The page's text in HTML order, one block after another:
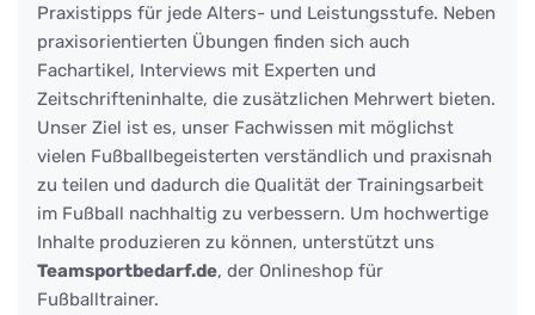
Praxistipps für jede Alters- und Leistungsstufe. Neben
praxisorientierten Übungen finden sich auch
Fachartikel, Interviews mit Experten und
Zeitschrifteninhalte, die zusätzlichen Mehrwert bieten.
Unser Ziel ist es, unser Fachwissen mit möglichst
vielen Fußballbegeisterten verständlich und praxisnah
zu teilen und dadurch die Qualität der Trainingsarbeit
im Fußball nachhaltig zu verbessern. Um hochwertige
Inhalte produzieren zu können, unterstützt uns
Teamsportbedarf.de, der Onlineshop für
Fußballtrainer.